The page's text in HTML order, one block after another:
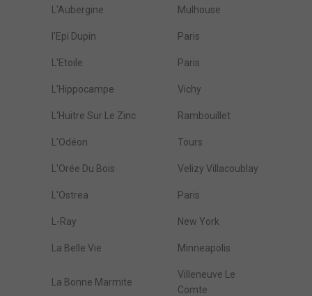
L'Aubergine Mulhouse
l'Epi Dupin Paris
L'Etoile Paris
L'Hippocampe Vichy
L'Huitre Sur Le Zinc Rambouillet
L'Odéon Tours
L'Orée Du Bois Velizy Villacoublay
L'Ostrea Paris
L-Ray New York
La Belle Vie Minneapolis
La Bonne Marmite
Villeneuve Le
Comte